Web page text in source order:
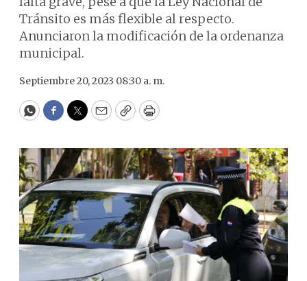
Tránsito es más flexible al respecto.
Anunciaron la modificación de la ordenanza
municipal.
Septiembre 20, 2023 08:30 a. m.
WhatsApp
Facebook
Twitter
EmailCopyPrint